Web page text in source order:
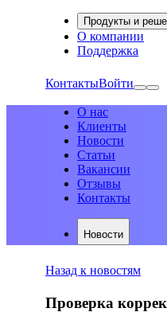
Продукты и
О компании
Поддержка
КонтактыВойти
О нас
Клиенты
Новости
Статьи
Вакансии
Отзывы
Контакты
Новости
Назад к новостям
Проверка